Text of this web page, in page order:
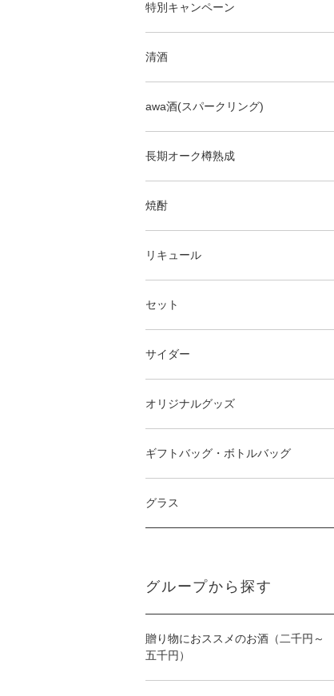
特別キャンペーン
清酒
awa酒(スパークリング)
長期オーク樽熟成
焼酎
リキュール
セット
サイダー
オリジナルグッズ
ギフトバッグ・ボトルバッグ
グラス
グループから探す
贈り物におススメのお酒（二千円～
五千円）